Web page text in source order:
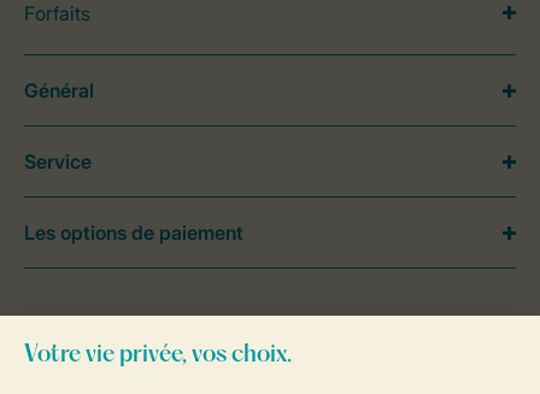
Forfaits
Général
Service
Les options de paiement